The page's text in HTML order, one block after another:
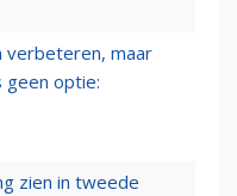
verbeteren, maar
geen optie:
zien in tweede